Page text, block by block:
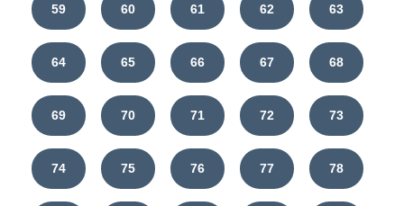
59 60 61 62 63
64 65 66 67 68
69 70 71 72 73
74 75 76 77 78